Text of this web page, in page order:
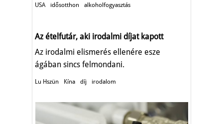
USA idősotthon alkoholfogyasztás
Az ételfutár, aki irodalmi díjat kapott
Az irodalmi elismerés ellenére esze
ágában sincs felmondani.
Lu Hszün Kína díj irodalom